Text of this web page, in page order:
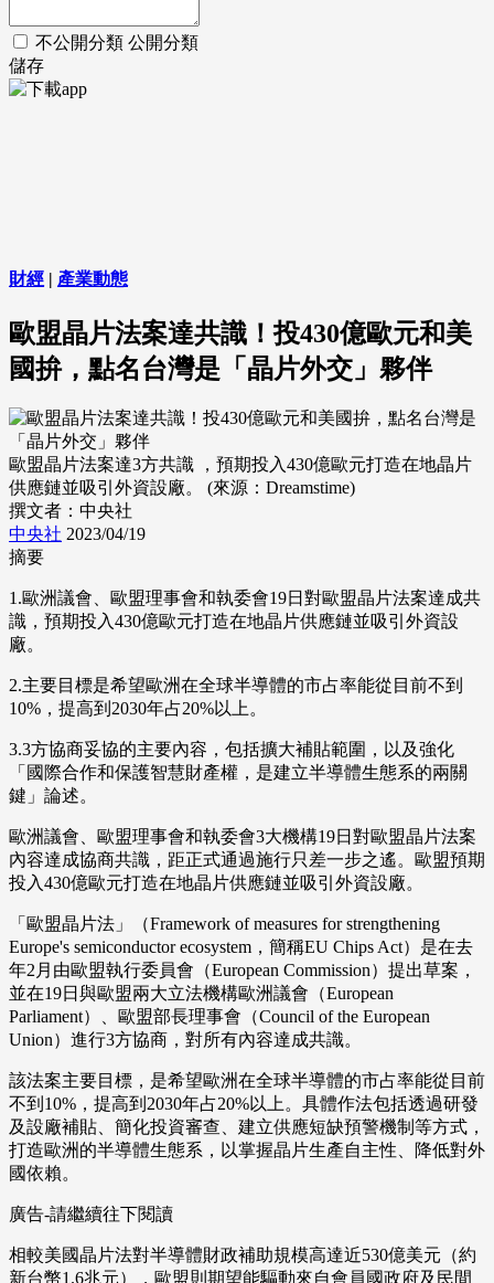
不公開分類 公開分類
儲存
財經 | 產業動態
歐盟晶片法案達共識！投430億歐元和美
國拚，點名台灣是「晶片外交」夥伴
歐盟晶片法案達3方共識 ，預期投入430億歐元打造在地晶片
供應鏈並吸引外資設廠。 (來源：Dreamstime)
撰文者：中央社
中央社 2023/04/19
摘要
1.歐洲議會、歐盟理事會和執委會19日對歐盟晶片法案達成共
識，預期投入430億歐元打造在地晶片供應鏈並吸引外資設
廠。
2.主要目標是希望歐洲在全球半導體的市占率能從目前不到
10%，提高到2030年占20%以上。
3.3方協商妥協的主要內容，包括擴大補貼範圍，以及強化
「國際合作和保護智慧財產權，是建立半導體生態系的兩關
鍵」論述。
歐洲議會、歐盟理事會和執委會3大機構19日對歐盟晶片法案
內容達成協商共識，距正式通過施行只差一步之遙。歐盟預期
投入430億歐元打造在地晶片供應鏈並吸引外資設廠。
「歐盟晶片法」（Framework of measures for strengthening
Europe's semiconductor ecosystem，簡稱EU Chips Act）是在去
年2月由歐盟執行委員會（European Commission）提出草案，
並在19日與歐盟兩大立法機構歐洲議會（European
Parliament）、歐盟部長理事會（Council of the European
Union）進行3方協商，對所有內容達成共識。
該法案主要目標，是希望歐洲在全球半導體的市占率能從目前
不到10%，提高到2030年占20%以上。具體作法包括透過研發
及設廠補貼、簡化投資審查、建立供應短缺預警機制等方式，
打造歐洲的半導體生態系，以掌握晶片生產自主性、降低對外
國依賴。
廣告-請繼續往下閱讀
相較美國晶片法對半導體財政補助規模高達近530億美元（約
新台幣1.6兆元），歐盟則期望能驅動來自會員國政府及民間